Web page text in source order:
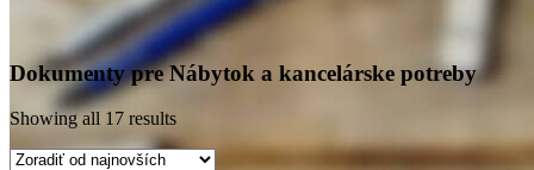
Dokumenty pre Nábytok a kancelárske potreby
Showing all 17 results